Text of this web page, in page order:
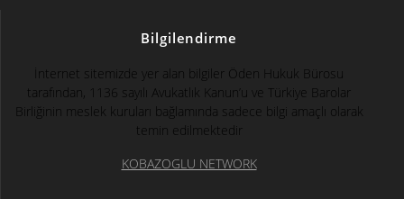
Bilgilendirme
İnternet sitemizde yer alan bilgiler Öden Hukuk Bürosu
tarafından, 1136 sayılı Avukatlık Kanun’u ve Türkiye Barolar
Birliğinin meslek kuruları bağlamında sadece bilgi amaçlı olarak
temin edilmektedir
KOBAZOGLU NETWORK